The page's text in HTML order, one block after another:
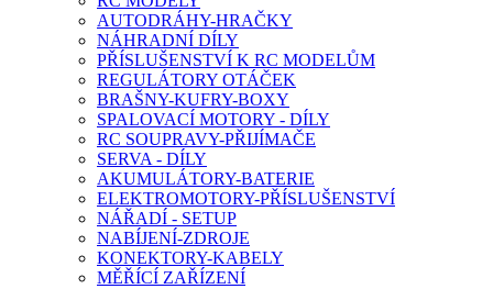
AUTODRÁHY-HRAČKY
NÁHRADNÍ DÍLY
PŘÍSLUŠENSTVÍ K RC MODELŮM
REGULÁTORY OTÁČEK
BRAŠNY-KUFRY-BOXY
SPALOVACÍ MOTORY - DÍLY
RC SOUPRAVY-PŘIJÍMAČE
SERVA - DÍLY
AKUMULÁTORY-BATERIE
ELEKTROMOTORY-PŘÍSLUŠENSTVÍ
NÁŘADÍ - SETUP
NABÍJENÍ-ZDROJE
KONEKTORY-KABELY
MĚŘÍCÍ ZAŘÍZENÍ